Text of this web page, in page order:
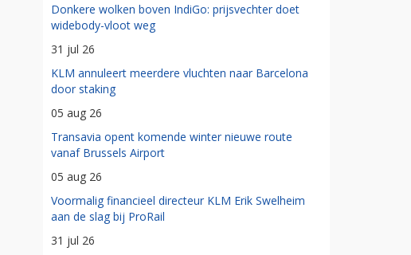
Donkere wolken boven IndiGo: prijsvechter doet
widebody-vloot weg
31 jul 26
KLM annuleert meerdere vluchten naar Barcelona
door staking
05 aug 26
Transavia opent komende winter nieuwe route
vanaf Brussels Airport
05 aug 26
Voormalig financieel directeur KLM Erik Swelheim
aan de slag bij ProRail
31 jul 26